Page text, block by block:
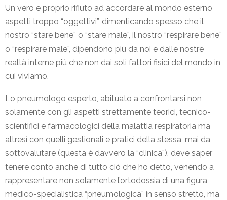
Un vero e proprio rifiuto ad accordare al mondo esterno
aspetti troppo “oggettivi”, dimenticando spesso che il
nostro “stare bene” o “stare male”, il nostro “respirare bene”
o “respirare male”, dipendono più da noi e dalle nostre
realtà interne più che non dai soli fattori fisici del mondo in
cui viviamo.
Lo pneumologo esperto, abituato a confrontarsi non
solamente con gli aspetti strettamente teorici, tecnico-
scientifici e farmacologici della malattia respiratoria ma
altresì con quelli gestionali e pratici della stessa, mai da
sottovalutare (questa è davvero la “clinica”), deve saper
tenere conto anche di tutto ciò che ho detto, venendo a
rappresentare non solamente l’ortodossia di una figura
medico-specialistica “pneumologica” in senso stretto, ma